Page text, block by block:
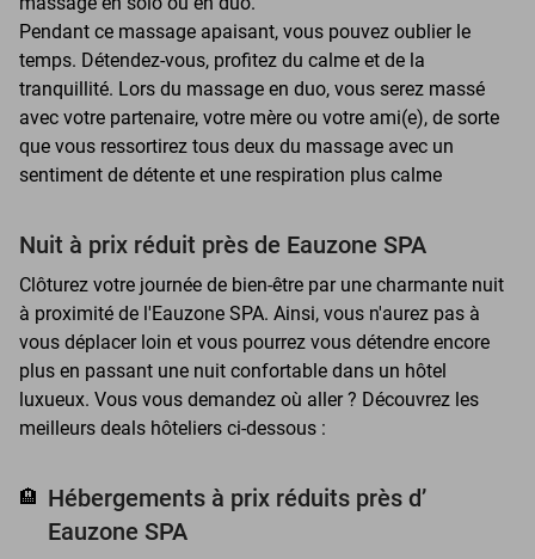
Pendant ce massage apaisant, vous pouvez oublier le
temps. Détendez-vous, profitez du calme et de la
tranquillité. Lors du massage en duo, vous serez massé
avec votre partenaire, votre mère ou votre ami(e), de sorte
que vous ressortirez tous deux du massage avec un
sentiment de détente et une respiration plus calme
Nuit à prix réduit près de Eauzone SPA
Clôturez votre journée de bien-être par une charmante nuit
à proximité de l'Eauzone SPA. Ainsi, vous n'aurez pas à
vous déplacer loin et vous pourrez vous détendre encore
plus en passant une nuit confortable dans un hôtel
luxueux. Vous vous demandez où aller ? Découvrez les
meilleurs deals hôteliers ci-dessous :
🏨 Hébergements à prix réduits près d’
Eauzone SPA